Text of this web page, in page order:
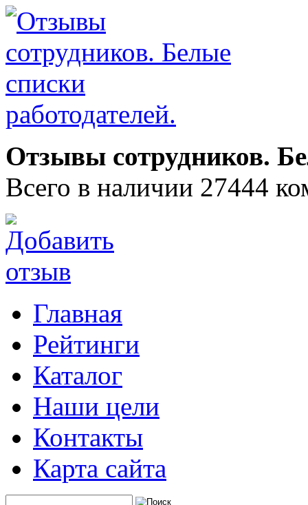
Отзывы сотрудников.
Всего в наличии 27444
Главная
Рейтинги
Каталог
Наши цели
Контакты
Карта сайта